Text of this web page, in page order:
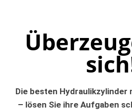
Die besten Hydraulikzylinder
– lösen Sie ihre Aufgaben